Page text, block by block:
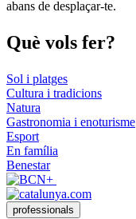
abans de desplaçar-te.
Què vols fer?
Sol i platges
Cultura i tradicions
Natura
Gastronomia i enoturisme
Esport
En família
Benestar
professionals